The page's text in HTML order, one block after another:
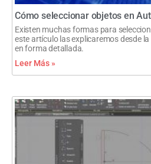
Cómo seleccionar objetos en
Existen muchas formas para
este artículo las explicaremos desde
en forma detallada.
Leer Más »